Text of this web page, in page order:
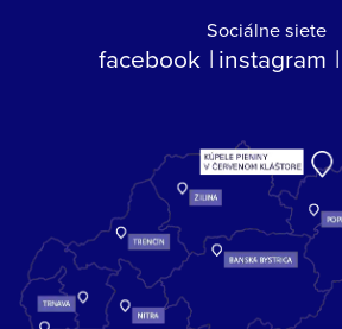
Sociálne siete
facebook instagram